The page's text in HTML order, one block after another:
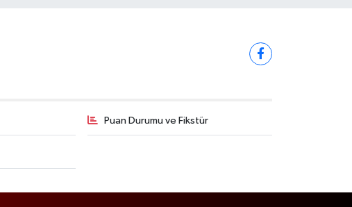
Puan Durumu ve Fikstür